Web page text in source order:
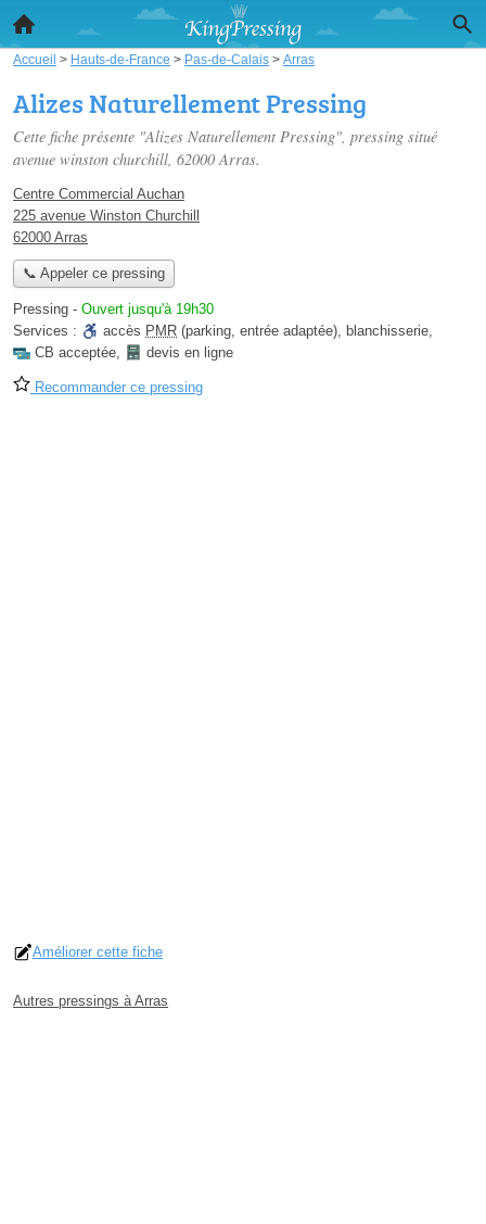
Accueil > Hauts-de-France > Pas-de-Calais > Arras
Alizes Naturellement Pressing
Cette fiche présente "Alizes Naturellement Pressing", pressing situé
avenue winston churchill, 62000 Arras.
Centre Commercial Auchan
225 avenue Winston Churchill
62000 Arras
📞 Appeler ce pressing
Pressing - Ouvert jusqu'à 19h30
Services :
accès PMR (parking, entrée adaptée), blanchisserie,
CB acceptée, devis en ligne
Recommander ce pressing
Améliorer cette fiche
Autres pressings à Arras